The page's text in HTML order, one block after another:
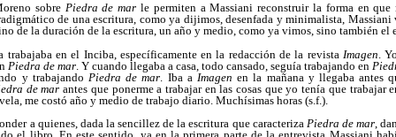
sobre Piedra de marle permiten a Massiani reconstruir la forma en
de una escritura, como ya dijimos, desenfada y minimalista,
de la duración de la escritura, un año y medio, como ya vimos, sino también el
trabajaba en el Inciba, específicamente en la redacción de la revista Imagen .
Piedra de mar . Y cuando llegaba a casa, todo cansado, seguía trabajando en
y trabajando Piedra de mar . Iba a Imagen en la mañana y llegaba antes
de mar antes que ponerme a trabajar en las cosas que yo tenía que trabajar
me costó año y medio de trabajo diario. Muchísimas horas (s.f.).
a quienes, dada la sencillez de la escritura que caracterizaPiedra de mar,